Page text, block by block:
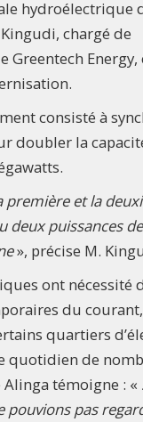
hydroélectrique
chargé de
Greentech Energy,
consisté à
doubler la
première et la
deux puissances
», précise M.
ont nécessité
du
quartiers
quotidien de
témoigne : «
pouvions pas